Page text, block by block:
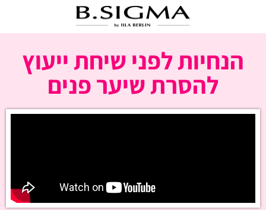
הנחיות לפני שיחת ייעוץ
להסרת שיער פנים